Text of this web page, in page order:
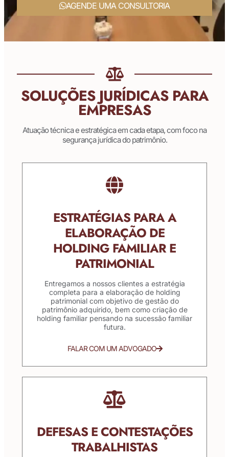
AGENDE UMA CONSULTORIA
SOLUÇÕES JURÍDICAS PARA
EMPRESAS
Atuação técnica e estratégica em cada etapa, com foco na
segurança jurídica do patrimônio.
ESTRATÉGIAS PARA A
ELABORAÇÃO DE
HOLDING FAMILIAR E
PATRIMONIAL
Entregamos a nossos clientes a estratégia
completa para a elaboração de holding
patrimonial com objetivo de gestão do
patrimônio adquirido, bem como criação de
holding familiar pensando na sucessão familiar
futura.
FALAR COM UM ADVOGADO
DEFESAS E CONTESTAÇÕES
TRABALHISTAS